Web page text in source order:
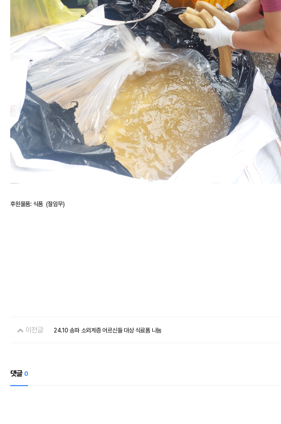
후원물품: 식품 (절임무)
이전글 24.10 송파 소외계층 어르신들 대상 식료품 나눔
댓글 0